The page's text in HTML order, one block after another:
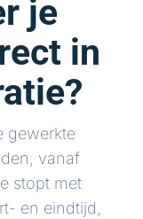
je
in
gewerkte
vanaf
stopt met
en eindtijd,